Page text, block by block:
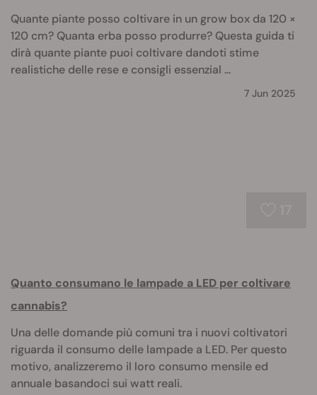
Quante piante posso coltivare in un grow box da 120 ×
120 cm? Quanta erba posso produrre? Questa guida ti
dirà quante piante puoi coltivare dandoti stime
realistiche delle rese e consigli essenzial ...
7 Jun 2025
Quanto consumano le lampade a LED per coltivare
cannabis?
Una delle domande più comuni tra i nuovi coltivatori
riguarda il consumo delle lampade a LED. Per questo
motivo, analizzeremo il loro consumo mensile ed
annuale basandoci sui watt reali.